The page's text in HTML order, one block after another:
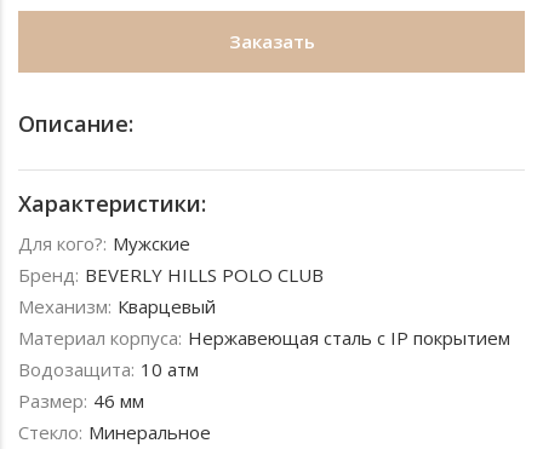
Заказать
Описание:
Характеристики:
Для кого?: Мужские
Бренд: BEVERLY HILLS POLO CLUB
Механизм: Кварцевый
Материал корпуса: Нержавеющая сталь с IP покрытием
Водозащита: 10 атм
Размер: 46 мм
Стекло: Минеральное